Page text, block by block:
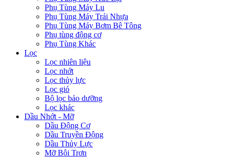
Phụ Tùng Máy Lu
Phụ Tùng Máy Trải Nhựa
Phụ Tùng Máy Bơm Bê Tông
Phụ tùng động cơ
Phụ Tùng Khác
Lọc
Lọc nhiên liệu
Lọc nhớt
Lọc thủy lực
Lọc gió
Bộ lọc bảo dưỡng
Lọc khác
Dầu Nhớt - Mỡ
Dầu Động Cơ
Dầu Truyền Động
Dầu Thủy Lực
Mỡ Bôi Trơn